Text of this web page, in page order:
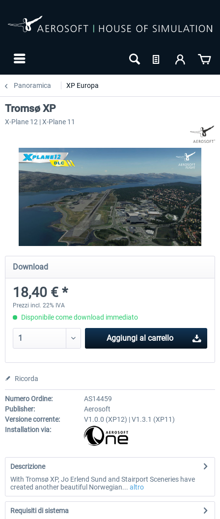
Panoramica XP Europa
Airport Berlin Brandenburg V2 XP
30,71 € *
Airport Zurich V2.0 XP
Tromsø XP
X-Plane 12 | X-Plane 11
Download
18,40 € *
Prezzi incl. 22% IVA
Disponibile come download immediato
Aggiungi al carrello
Ricorda
Numero Ordine:
AS14459
Publisher:
Aerosoft
Versione corrente:
V1.0.0 (XP12) | V1.3.1 (XP11)
Installation via:
Descrizione
With Tromsø XP, Jo Erlend Sund and Stairport Sceneries have
created another beautiful Norwegian... altro
Requisiti di sistema